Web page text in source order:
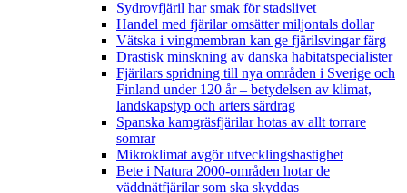
Sydrovfjäril har smak för stadslivet
Handel med fjärilar omsätter miljontals dollar
Vätska i vingmembran kan ge fjärilsvingar färg
Drastisk minskning av danska habitatspecialister
Fjärilars spridning till nya områden i Sverige och
Finland under 120 år– betydelsen av klimat,
landskapstyp och arters särdrag
Spanska kamgräsfjärilar hotas av allt torrare
somrar
Mikroklimat avgör utvecklingshastighet
Bete i Natura 2000-områden hotar de
väddnätfjärilar som ska skyddas